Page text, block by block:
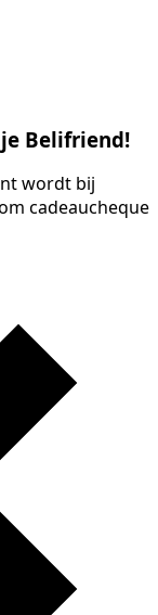
Belifriend!
wordt bij
cadeaucheque